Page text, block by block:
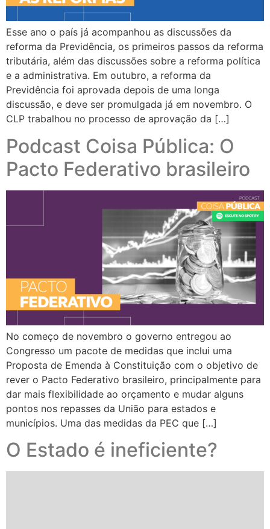
Esse ano o país já acompanhou as discussões da
reforma da Previdência, os primeiros passos da reforma
tributária, além das discussões sobre a reforma política
e a administrativa. Em outubro, a reforma da
Previdência foi aprovada depois de uma longa
discussão, e deve ser promulgada já em novembro. O
CLP trabalhou no processo de aprovação da […]
Podcast Coisa Pública: O
Pacto Federativo brasileiro
No começo de novembro o governo entregou ao
Congresso um pacote de medidas que inclui uma
Proposta de Emenda à Constituição com o objetivo de
rever o Pacto Federativo brasileiro, principalmente para
dar mais flexibilidade ao orçamento e mudar alguns
pontos nos repasses da União para estados e
municípios. Uma das medidas da PEC que […]
O Estado é ineficiente?